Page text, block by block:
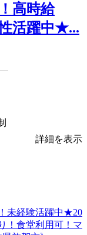
高時給
活躍中★...
詳細を表示